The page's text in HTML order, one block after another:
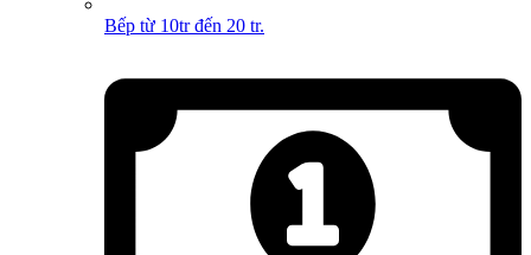
Bếp từ 10tr đến 20 tr.